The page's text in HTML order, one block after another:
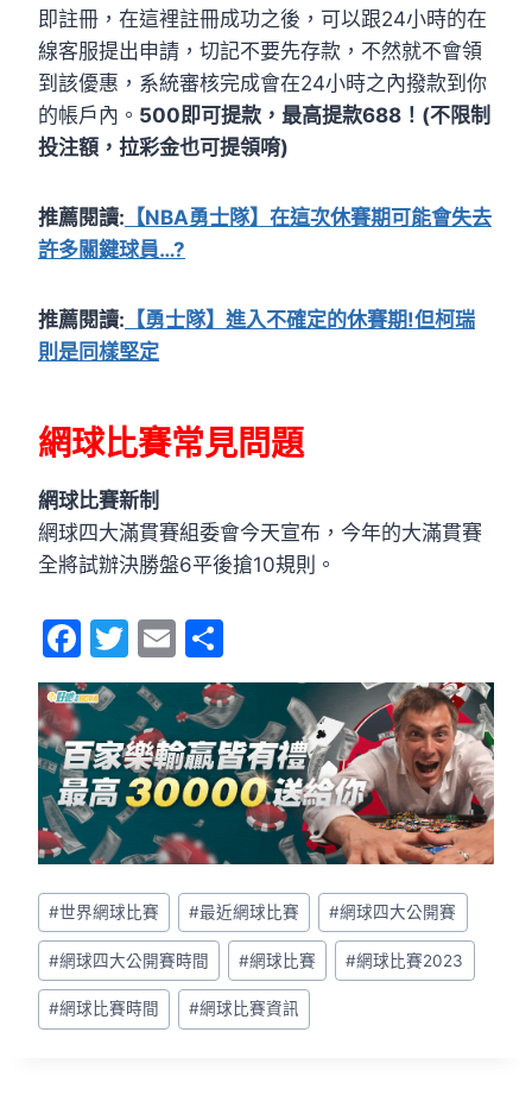
即註冊，在這裡註冊成功之後，可以跟24小時的在
線客服提出申請，切記不要先存款，不然就不會領
到該優惠，系統審核完成會在24小時之內撥款到你
的帳戶內。 500即可提款，最高提款688！(不限制
投注額，拉彩金也可提領唷)
推薦閱讀: 【NBA勇士隊】在這次休賽期可能會失去
許多關鍵球員…?
推薦閱讀: 【勇士隊】進入不確定的休賽期!但柯瑞
則是同樣堅定
網球比賽常見問題
網球比賽新制
網球四大滿貫賽組委會今天宣布，今年的大滿貫賽
全將試辦決勝盤6平後搶10規則。
F
a
c
e
b
o
o
k
T
w
itt
er
E
m
ai
l
h
ar
e
#世界網球比賽 #最近網球比賽 #網球四大公開賽
#網球四大公開賽時間 #網球比賽 #網球比賽2023
#網球比賽時間 #網球比賽資訊